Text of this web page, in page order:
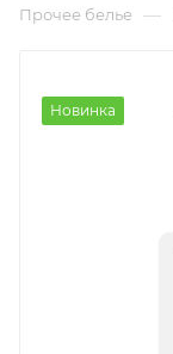
Прочее белье —
Новинка